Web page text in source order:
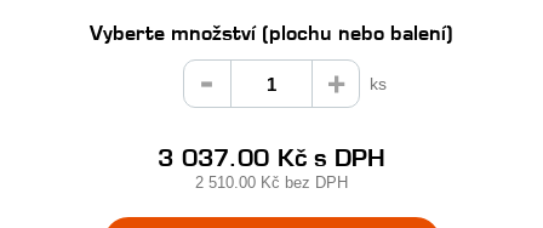
Vyberte množství (plochu nebo balení)
ks
3 037.00 Kč s DPH
2 510.00 Kč bez DPH